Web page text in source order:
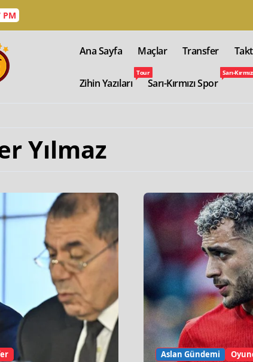
PM
Ana Sayfa Maçlar Transfer
Zihin Yazıları
Tour
Sarı-Kırmızı Spor
Sarı-
Yılmaz
Aslan Gündemi